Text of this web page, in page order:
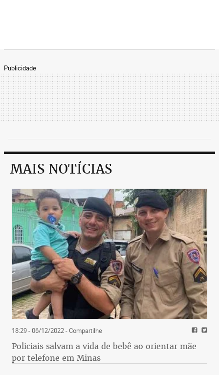
Publicidade
MAIS NOTÍCIAS
18:29 - 06/12/2022- Compartilhe
Policiais salvam a vida de bebê ao orientar mãe
por telefone em Minas